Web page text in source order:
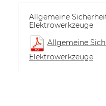
Allgemeine
Elektrowerkzeuge
Allgemeine
Elektrowerkzeuge